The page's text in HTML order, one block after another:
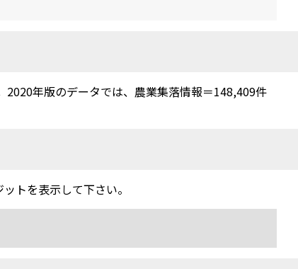
年版のデータでは、農業集落情報＝148,409件
トを表示して下さい。